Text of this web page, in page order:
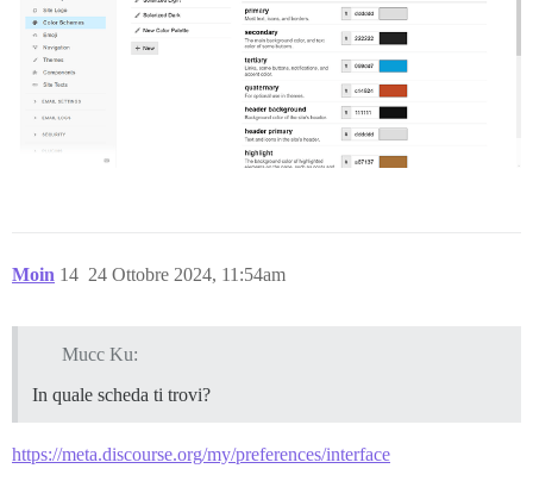
Moin 24 Ottobre 2024, 11:54am
14
Mucc Ku:
In quale scheda ti trovi?
https://meta.discourse.org/my/preferences/interface